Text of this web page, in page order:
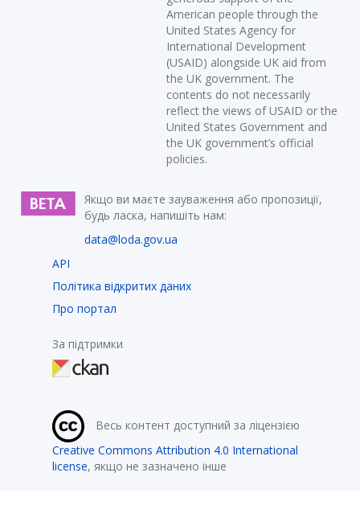
American people through the
United States Agency for
International Development
(USAID) alongside UK aid from
the UK government. The
contents do not necessarily
reflect the views of USAID or the
United States Government and
the UK government’s official
policies.
Якщо ви маєте зауваження або пропозиції,
будь ласка, напишіть нам:
data@loda.gov.ua
API
Політика відкритих даних
Про портал
За підтримки
Весь контент доступний за ліцензією
Creative Commons Attribution 4.0 International
license, якщо не зазначено інше